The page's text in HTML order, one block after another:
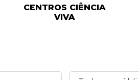
CENTROS CIÊNCIA
VIVA